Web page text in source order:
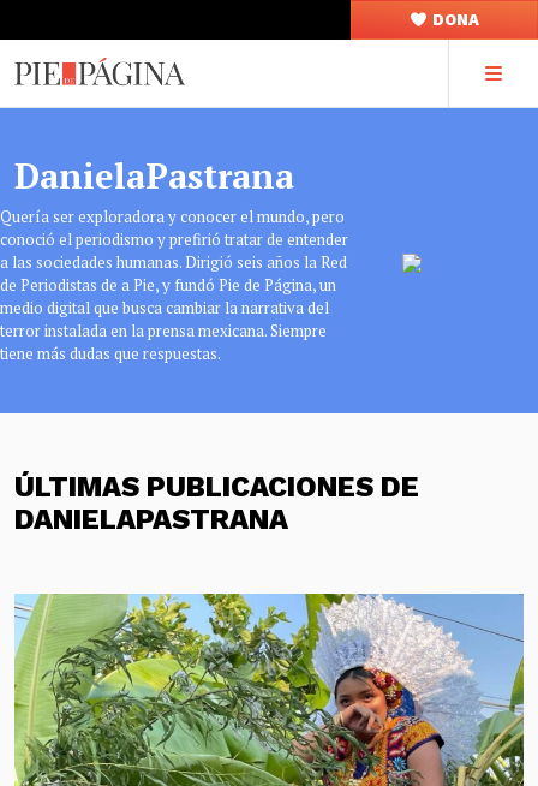
DONA
DanielaPastrana
Quería ser exploradora y conocer el mundo, pero
conoció el periodismo y prefirió tratar de entender
a las sociedades humanas. Dirigió seis años la Red
de Periodistas de a Pie, y fundó Pie de Página, un
medio digital que busca cambiar la narrativa del
terror instalada en la prensa mexicana. Siempre
tiene más dudas que respuestas.
ÚLTIMAS PUBLICACIONES DE
DANIELAPASTRANA